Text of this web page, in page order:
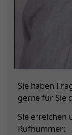
Sie haben
gerne für Sie
Sie erreichen
Rufnummer: